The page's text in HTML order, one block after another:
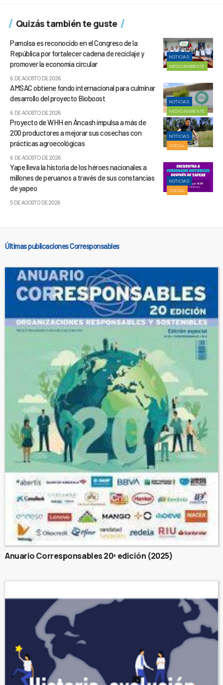
Quizás también te guste
NOTICIAS
MEDIOAMBIENTE
Pamolsa es reconocido en el Congreso de la
República por fortalecer cadena de reciclaje y
promover la economía circular
6 DE AGOSTO DE 2026
NOTICIAS
MEDIOAMBIENTE
AMSAC obtiene fondo internacional para culminar
desarrollo del proyecto Bioboost
6 DE AGOSTO DE 2026
NOTICIAS
SOCIAL
Proyecto de WHH en Áncash impulsa a más de
200 productores a mejorar sus cosechas con
prácticas agroecológicas
6 DE AGOSTO DE 2026
NOTICIAS
SOCIAL
Yape lleva la historia de los héroes nacionales a
millones de peruanos a través de sus constancias
de yapeo
5 DE AGOSTO DE 2026
Últimas publicaciones Corresponsables
Anuario Corresponsables 20ª edición (2025)